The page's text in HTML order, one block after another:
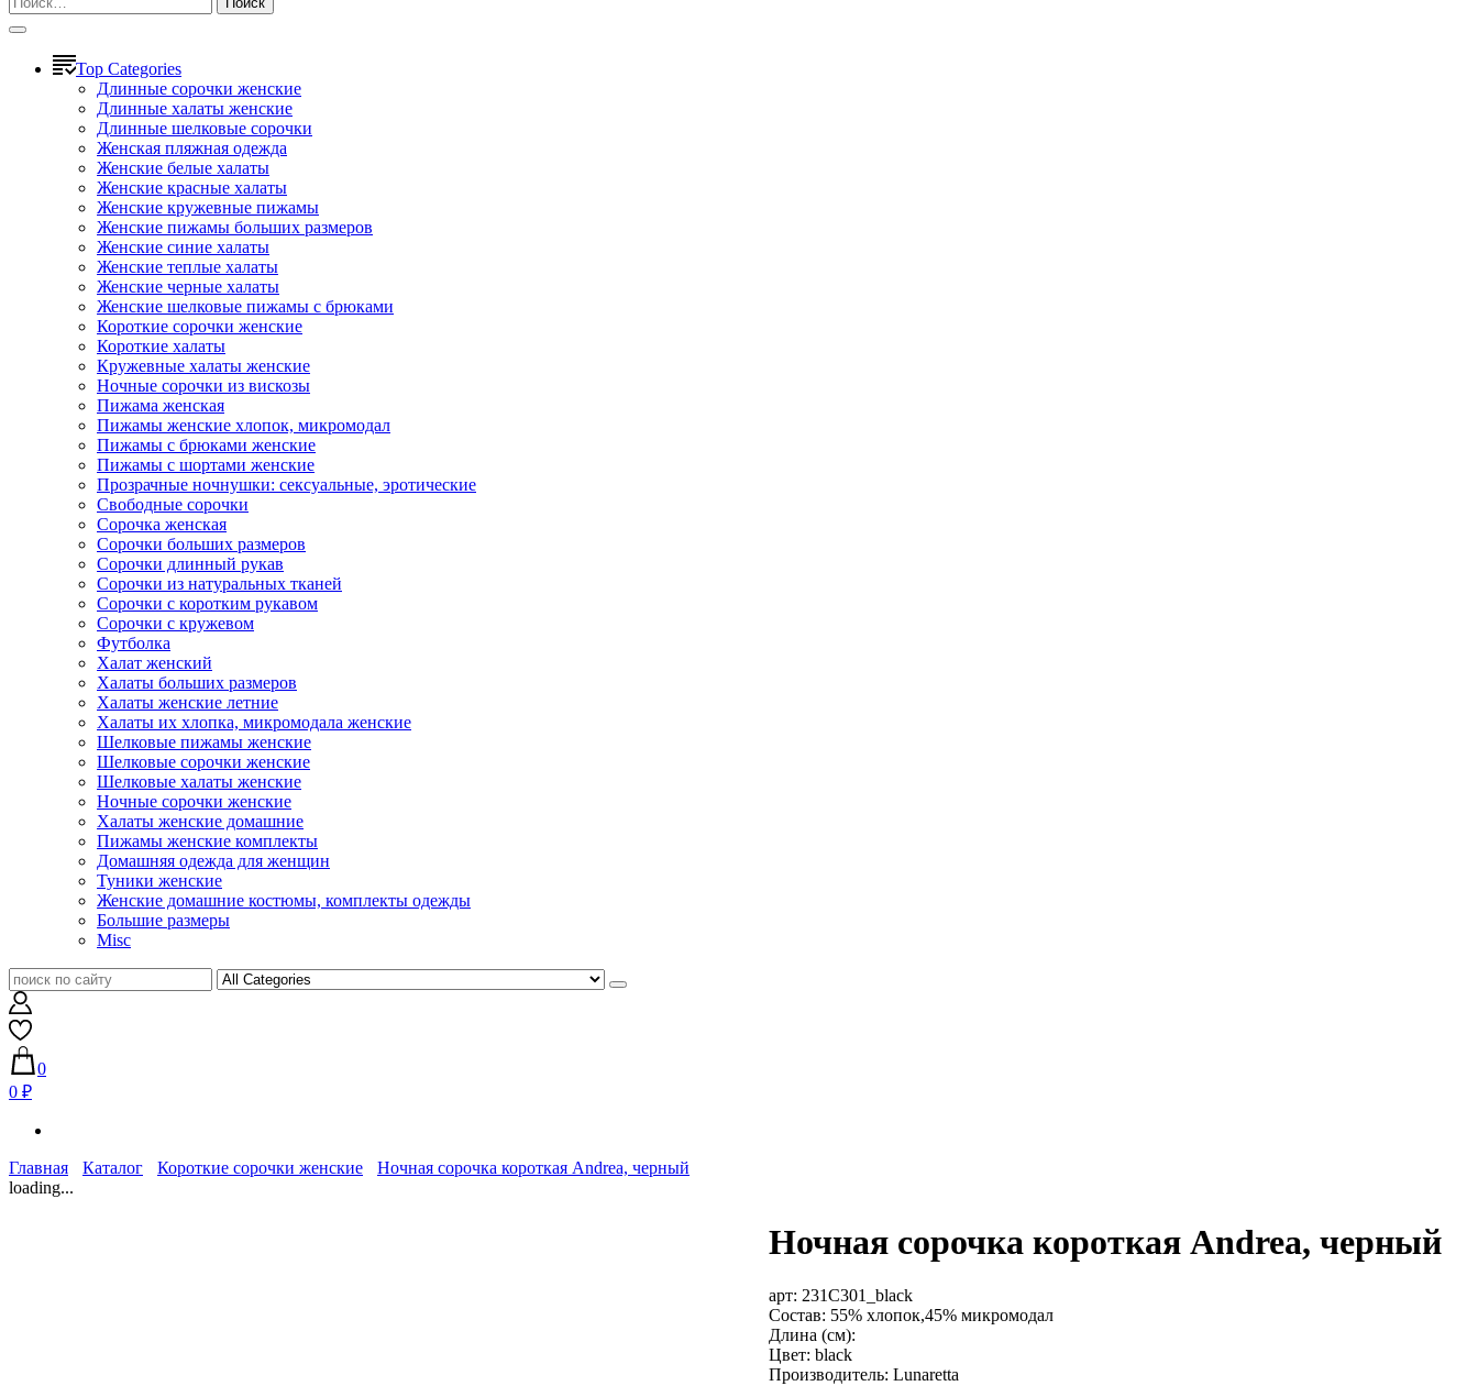
Top Categories
Длинные сорочки женские
Длинные халаты женские
Длинные шелковые сорочки
Женская пляжная одежда
Женские белые халаты
Женские красные халаты
Женские кружевные пижамы
Женские пижамы больших размеров
Женские синие халаты
Женские теплые халаты
Женские черные халаты
Женские шелковые пижамы с брюками
Короткие сорочки женские
Короткие халаты
Кружевные халаты женские
Ночные сорочки из вискозы
Пижама женская
Пижамы женские хлопок, микромодал
Пижамы с брюками женские
Пижамы с шортами женские
Прозрачные ночнушки: сексуальные, эротические
Свободные сорочки
Сорочка женская
Сорочки больших размеров
Сорочки длинный рукав
Сорочки из натуральных тканей
Сорочки с коротким рукавом
Сорочки с кружевом
Футболка
Халат женский
Халаты больших размеров
Халаты женские летние
Халаты их хлопка, микромодала женские
Шелковые пижамы женские
Шелковые сорочки женские
Шелковые халаты женские
Ночные сорочки женские
Халаты женские домашние
Пижамы женские комплекты
Домашняя одежда для женщин
Туники женские
Женские домашние костюмы, комплекты одежды
Большие размеры
Misc
0
0 ₽
Главная Каталог Короткие сорочки женские
Ночная сорочка короткая Andrea, черный
loading...
Ночная сорочка короткая Andrea, черный
арт: 231C301_black
Состав: 55% хлопок,45% микромодал
Длина (см):
Цвет: black
Производитель: Lunaretta